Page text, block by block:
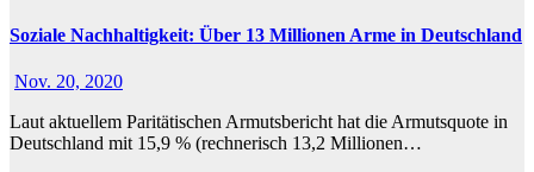
Soziale Nachhaltigkeit: Über 13 Millionen Arme in Deutschland
Nov. 20, 2020
Laut aktuellem Paritätischen Armutsbericht hat die Armutsquote in
Deutschland mit 15,9 % (rechnerisch 13,2 Millionen…